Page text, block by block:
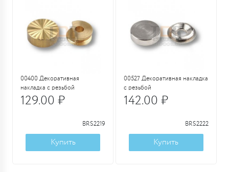
00400 Декоративная
накладка с резьбой
129.00 ₽
BRS2219
Купить
00527 Декоративная накладка
с резьбой
142.00 ₽
BRS2222
Купить